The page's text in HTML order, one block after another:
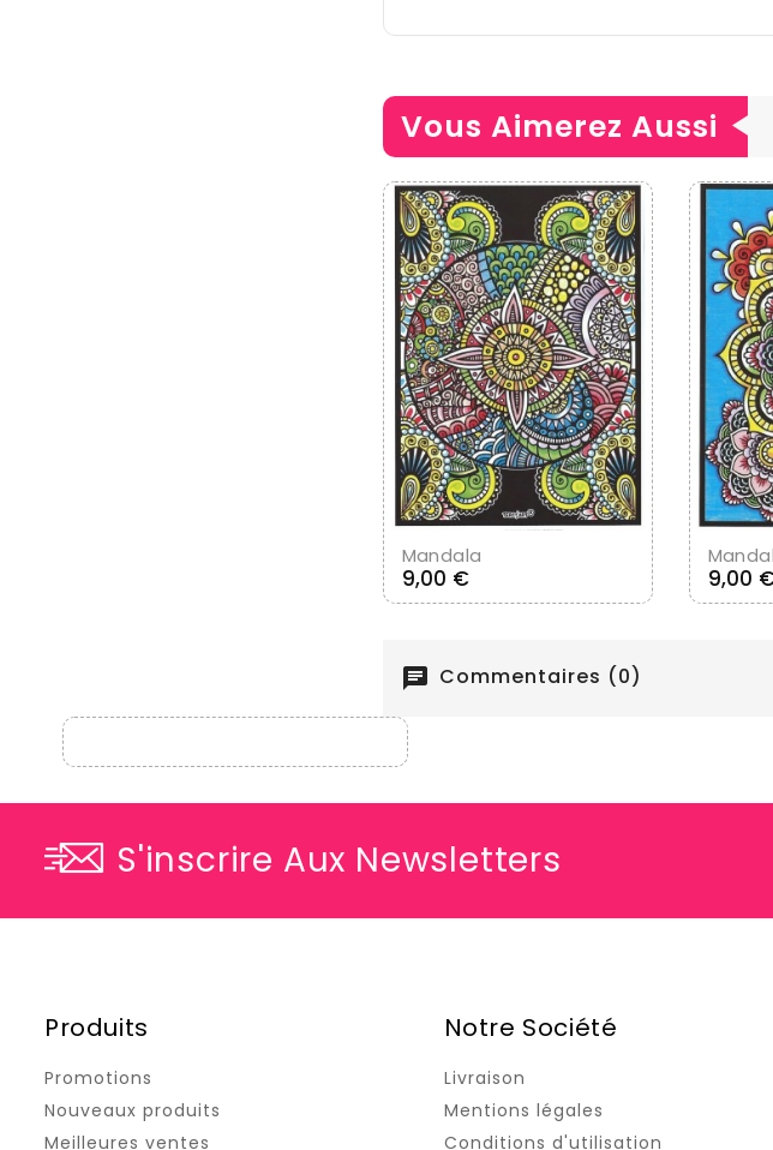
Vous Aimerez Aussi
Ajouter Au Panier
Mandala
9,00 €Prix 9,00
chat Commentaires (0)
S'inscrire Aux Newsletters
Produits
Promotions
Nouveaux produits
Meilleures ventes
Notre Société
Livraison
Mentions légales
Conditions d'utilisation